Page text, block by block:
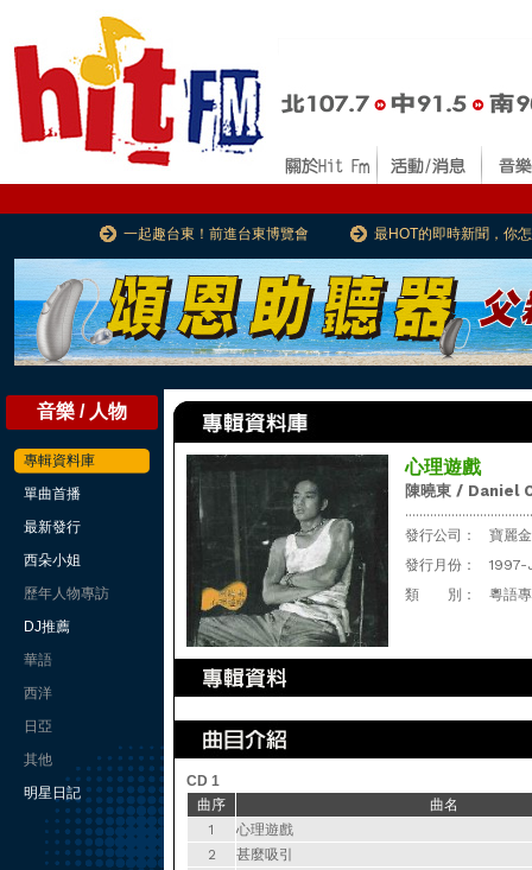
一起趣台東！前進台東博覽會 最HOT的即時新聞，你
音樂 / 人物
專輯資料庫
單曲首播
最新發行
西朵小姐
歷年人物專訪
DJ推薦
華語
西洋
日亞
其他
明星日記
心理遊戲
陳曉東 / Daniel
發行公司：
寶麗金
發行月份：
1997-
類 別：
粵語
CD 1
曲序
曲名
1
心理遊戲
2
甚麼吸引